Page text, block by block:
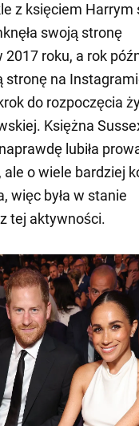
z księciem Harrym
swoją stronę
roku, a rok
stronę na
do rozpoczęcia
Księżna
lubiła
ale o wiele bardziej
więc była w stanie
tej aktywności.